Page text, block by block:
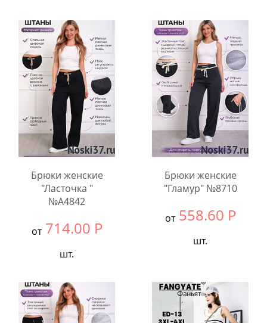
В упаковке:
3
шт.
Количество:
В упаковке:
6
шт.
Количество:
Брюки женские
"Ласточка "
№А4842
от 714.00 Р
шт.
В упаковке:
2
шт.
Брюки женские
"Гламур" №8710
от 558.60 Р
шт.
В упаковке: